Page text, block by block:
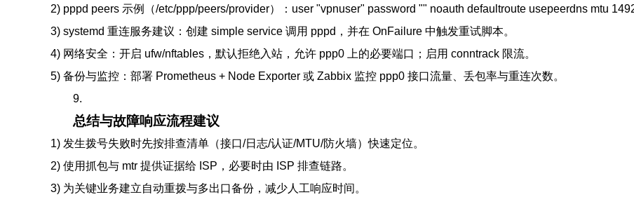
2) pppd peers 示例（/etc/ppp/peers/provider）：user "vpnuser" password "" noauth defaultroute usepeerdns mtu
3) systemd 重连服务建议：创建 simple service 调用 pppd，并在 OnFailure 中触发重试脚本。
4) 网络安全：开启 ufw/nftables，默认拒绝入站，允许 ppp0 上的必要端口；启用 conntrack 限流。
5) 备份与监控：部署 Prometheus + Node Exporter 或 Zabbix 监控 ppp0 接口流量、丢包率与重连次数。
9.
总结与故障响应流程建议
1) 发生拨号失败时先按排查清单（接口/日志/认证/MTU/防火墙）快速定位。
2) 使用抓包与 mtr 提供证据给 ISP，必要时由 ISP 排查链路。
3) 为关键业务建立自动重拨与多出口备份，减少人工响应时间。